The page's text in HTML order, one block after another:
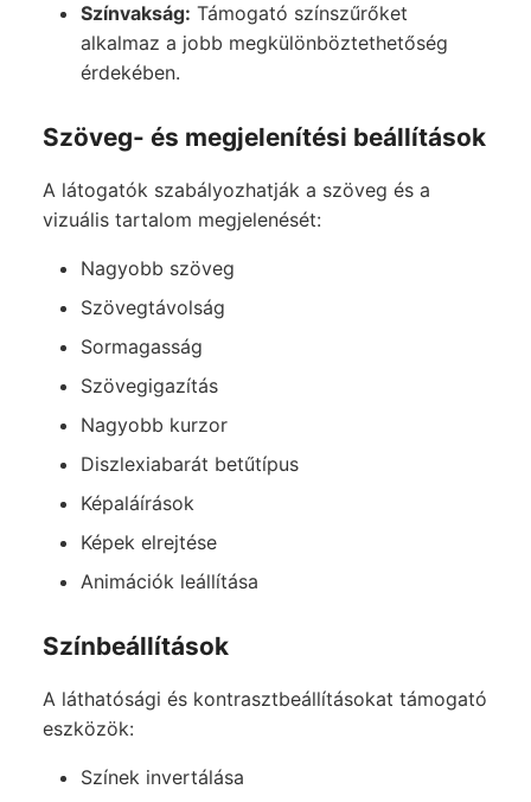
Színvakság: Támogató színszűrőket
alkalmaz a jobb megkülönböztethetőség
érdekében.
Szöveg- és megjelenítési beállítások
A látogatók szabályozhatják a szöveg és a
vizuális tartalom megjelenését:
Nagyobb szöveg
Szövegtávolság
Sormagasság
Szövegigazítás
Nagyobb kurzor
Diszlexiabarát betűtípus
Képaláírások
Képek elrejtése
Animációk leállítása
Színbeállítások
A láthatósági és kontrasztbeállításokat támogató
eszközök:
Színek invertálása